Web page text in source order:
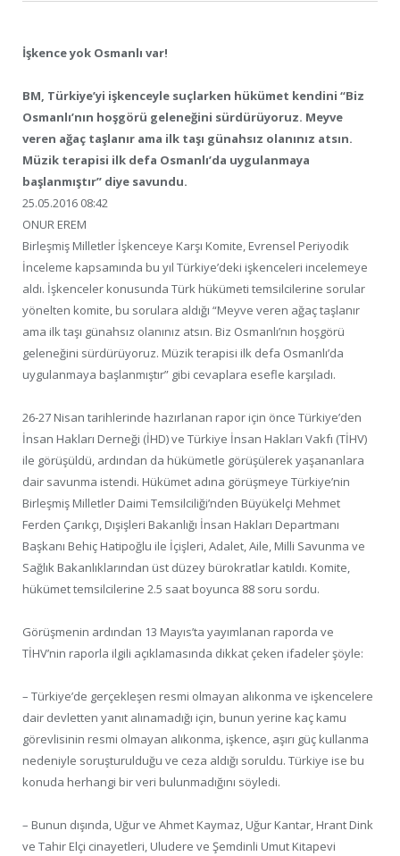
İşkence yok Osmanlı var!
BM, Türkiye’yi işkenceyle suçlarken hükümet kendini “Biz
Osmanlı’nın hoşgörü geleneğini sürdürüyoruz. Meyve
veren ağaç taşlanır ama ilk taşı günahsız olanınız atsın.
Müzik terapisi ilk defa Osmanlı’da uygulanmaya
başlanmıştır” diye savundu.
25.05.2016 08:42
ONUR EREM
Birleşmiş Milletler İşkenceye Karşı Komite, Evrensel Periyodik
İnceleme kapsamında bu yıl Türkiye’deki işkenceleri incelemeye
aldı. İşkenceler konusunda Türk hükümeti temsilcilerine sorular
yönelten komite, bu sorulara aldığı “Meyve veren ağaç taşlanır
ama ilk taşı günahsız olanınız atsın. Biz Osmanlı’nın hoşgörü
geleneğini sürdürüyoruz. Müzik terapisi ilk defa Osmanlı’da
uygulanmaya başlanmıştır” gibi cevaplara esefle karşıladı.
26-27 Nisan tarihlerinde hazırlanan rapor için önce Türkiye’den
İnsan Hakları Derneği (İHD) ve Türkiye İnsan Hakları Vakfı (TİHV)
ile görüşüldü, ardından da hükümetle görüşülerek yaşananlara
dair savunma istendi. Hükümet adına görüşmeye Türkiye’nin
Birleşmiş Milletler Daimi Temsilciliği’nden Büyükelçi Mehmet
Ferden Çarıkçı, Dışişleri Bakanlığı İnsan Hakları Departmanı
Başkanı Behiç Hatipoğlu ile İçişleri, Adalet, Aile, Milli Savunma ve
Sağlık Bakanlıklarından üst düzey bürokratlar katıldı. Komite,
hükümet temsilcilerine 2.5 saat boyunca 88 soru sordu.
Görüşmenin ardından 13 Mayıs’ta yayımlanan raporda ve
TİHV’nin raporla ilgili açıklamasında dikkat çeken ifadeler şöyle:
– Türkiye’de gerçekleşen resmi olmayan alıkonma ve işkencelere
dair devletten yanıt alınamadığı için, bunun yerine kaç kamu
görevlisinin resmi olmayan alıkonma, işkence, aşırı güç kullanma
nedeniyle soruşturulduğu ve ceza aldığı soruldu. Türkiye ise bu
konuda herhangi bir veri bulunmadığını söyledi.
– Bunun dışında, Uğur ve Ahmet Kaymaz, Uğur Kantar, Hrant Dink
ve Tahir Elçi cinayetleri, Uludere ve Şemdinli Umut Kitapevi